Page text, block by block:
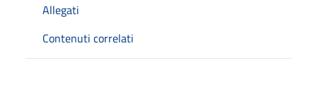
Allegati
Contenuti correlati